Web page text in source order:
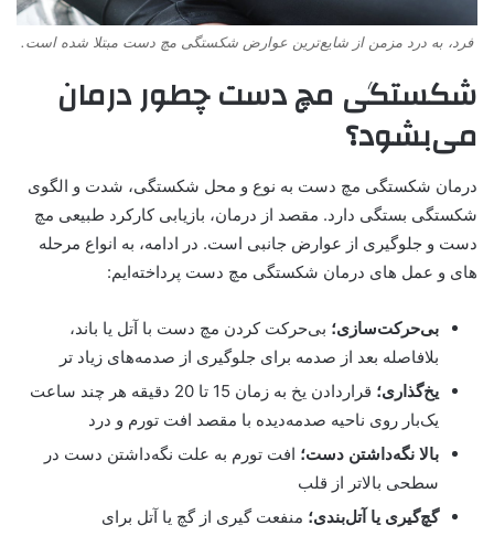
فرد، به درد مزمن از شایع‌ترین عوارض شکستگی مچ دست مبتلا شده است.
شکستگی مچ دست چطور درمان
می‌بشود؟
درمان شکستگی مچ دست به نوع و محل شکستگی، شدت و الگوی
شکستگی بستگی دارد. مقصد از درمان، بازیابی کارکرد طبیعی مچ
دست و جلوگیری از عوارض جانبی است. در ادامه، به انواع مرحله
های و عمل های درمان شکستگی مچ دست پرداخته‌ایم:
بی‌حرکت‌سازی؛ بی‌حرکت کردن مچ دست با آتل یا باند،
بلافاصله بعد از صدمه برای جلوگیری از صدمه‌های زیاد تر
یخ‌گذاری؛
قراردادن یخ به زمان 15 تا 20 دقیقه هر چند ساعت
یک‌بار روی ناحیه صدمه‌دیده با مقصد افت تورم و درد
بالا نگه‌داشتن دست؛ افت تورم به علت نگه‌داشتن دست در
سطحی بالاتر از قلب
گچ‌گیری یا آتل‌بندی؛ منفعت گیری از گچ یا آتل برای